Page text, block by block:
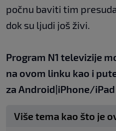
počnu baviti tim
dok su ljudi još živi.
Program N1 televizije
na ovom linku kao i
za Android iPhone/iPad
Više tema kao što je